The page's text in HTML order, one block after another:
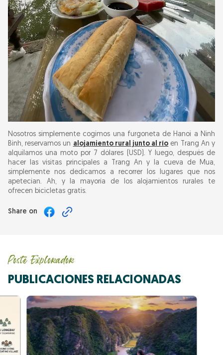
Nosotros simplemente cogimos una furgoneta de Hanoi a Ninh
Binh, reservamos un alojamiento rural junto al río en Trang An y
alquilamos una moto por 7 dólares (USD). Y luego, después de
hacer las visitas principales a Trang An y la cueva de Mua,
simplemente nos dedicamos a recorrer los lugares que nos
apetecían. Ah, y la mayoría de los alojamientos rurales te
ofrecen bicicletas gratis.
Share on
Poste Explorador
PUBLICACIONES RELACIONADAS